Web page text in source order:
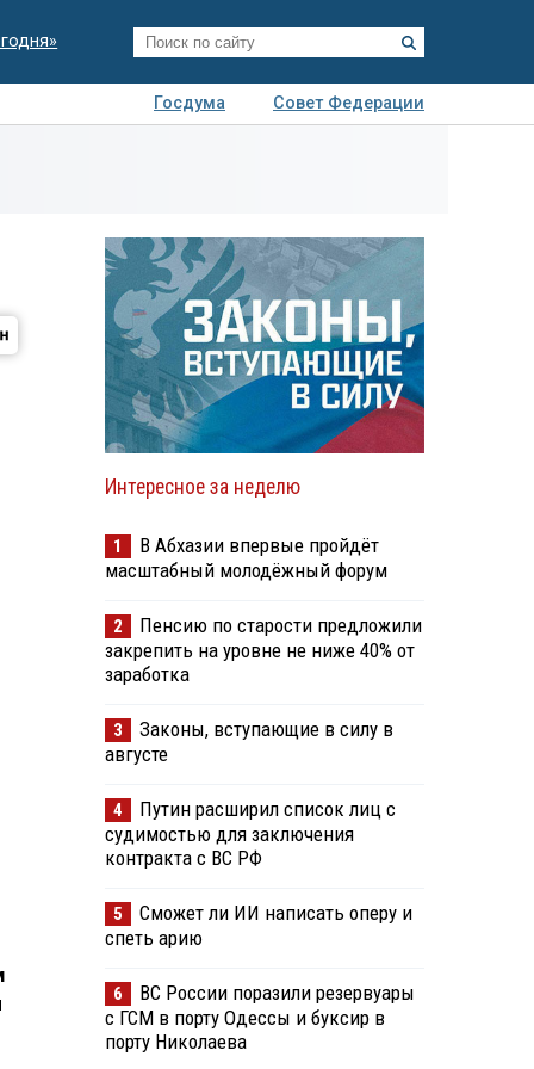
Госдума
Совет Федерации
Интересное за неделю
1
В Абхазии впервые пройдёт
масштабный молодёжный форум
2
Пенсию по старости предложили
закрепить на уровне не ниже 40% от
заработка
3
Законы, вступающие в силу в
августе
4
Путин расширил список лиц с
судимостью для заключения
контракта с ВС РФ
5
Сможет ли ИИ написать оперу и
спеть арию
6
ВС России поразили резервуары
с ГСМ в порту Одессы и буксир в
порту Николаева